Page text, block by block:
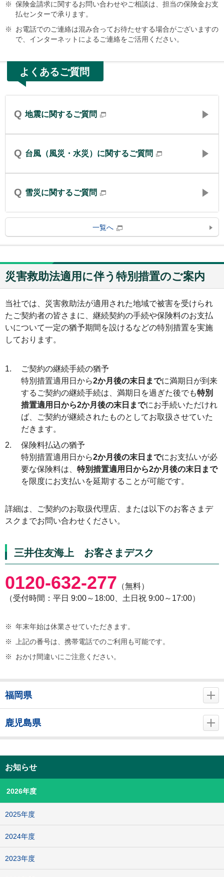
※ 保険金請求に関するお問い合わせやご相談は、担当の保険金お支
払センターで承ります。
※
お電話でのご連絡は混み合ってお待たせする場合がございますの
で、インターネットによるご連絡をご活用ください。
よくあるご質問
Q 地震に関するご質問
Q 台風（風災・水災）に関するご質問
Q 雪災に関するご質問
一覧へ
災害救助法適用に伴う特別措置のご案内
当社では、災害救助法が適用された地域で被害を受けられ
たご契約者の皆さまに、継続契約の手続や保険料のお支払
いについて一定の猶予期間を設けるなどの特別措置を実施
しております。
1.
ご契約の継続手続の猶予
特別措置適用日から2か月後の末日までに満期日が到来
するご契約の継続手続は、満期日を過ぎた後でも特別
措置適用日から2か月後の末日までにお手続いただけれ
ば、ご契約が継続されたものとしてお取扱させていた
だきます。
2.
保険料払込の猶予
特別措置適用日から2か月後の末日までにお支払いが必
要な保険料は、 特別措置適用日から2か月後の末日まで
を限度にお支払いを延期することが可能です。
詳細は、ご契約のお取扱代理店、または以下のお客さまデ
スクまでお問い合わせください。
三井住友海上 お客さまデスク
0120-632-277 （無料）
（受付時間：平日 9:00～18:00、土日祝 9:00～17:00）
※ 年末年始は休業させていただきます。
※
上記の番号は、携帯電話でのご利用も可能です。
※
おかけ間違いにご注意ください。
福岡県
鹿児島県
お知らせ
2026年度
2025年度
2024年度
2023年度